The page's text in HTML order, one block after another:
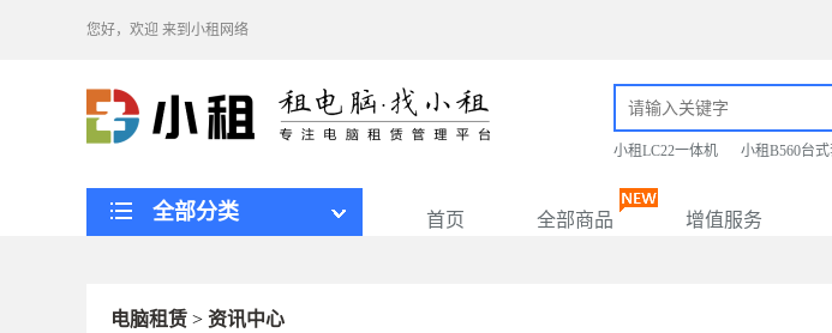
您好，欢迎 来到小租网络
小租LC22一体机 小租B560台
全部分类 首页 全部商品 增值服务
电脑租赁 > 资讯中心